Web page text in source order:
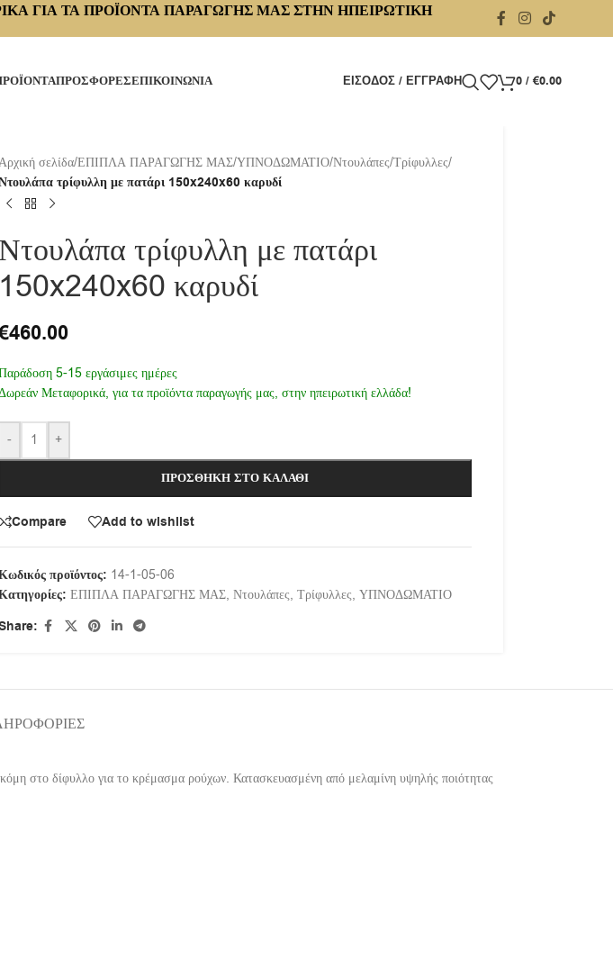
ΓΙΑ ΤΑ ΠΡΟΪΟΝΤΑ ΠΑΡΑΓΩΓΗΣ ΜΑΣ ΣΤΗΝ ΗΠΕΙΡΩΤΙΚΗ
ΠΡΟΣΦΟΡΕΣΕΠΙΚΟΙΝΩΝΙΑ ΕΊΣΟΔΟΣ / ΕΓΓΡΑΦΉ 0 / €0.00
σελίδα/ΕΠΙΠΛΑ ΠΑΡΑΓΩΓΗΣ ΜΑΣ/ΥΠΝΟΔΩΜΑΤΙΟ/Ντουλάπες/Τρίφυλλες/
τρίφυλλη με πατάρι 150x240x60 καρυδί
Ντουλάπα τρίφυλλη με πατάρι
150x240x60 καρυδί
460.00
5-15 εργάσιμες ημέρες
Μεταφορικά, για τα προϊόντα παραγωγής μας, στην ηπειρωτική ελλάδα!
- +
ΠΡΟΣΘΉΚΗ ΣΤΟ ΚΑΛΆΘΙ
Compare Add to wishlist
προϊόντος: 14-1-05-06
ΕΠΙΠΛΑ ΠΑΡΑΓΩΓΗΣ ΜΑΣ, Ντουλάπες, Τρίφυλλες, ΥΠΝΟΔΩΜΑΤΙΟ
στο δίφυλλο για το κρέμασμα ρούχων. Κατασκευασμένη από μελαμίνη υψηλής ποιότητας